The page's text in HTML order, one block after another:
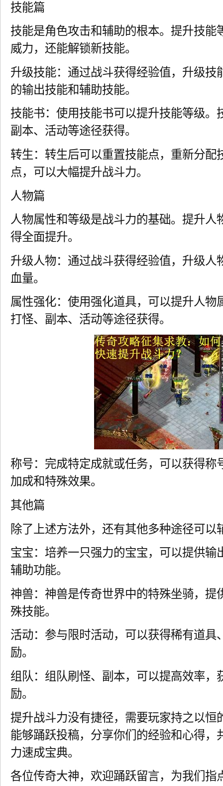
技能篇
技能是角色攻击和辅助的根本。提升技能
威力，还能解锁新技能。
升级技能：通过战斗获得经验值，升级技
的输出技能和辅助技能。
技能书：使用技能书可以提升技能等级。
副本、活动等途径获得。
转生：转生后可以重置技能点，重新分配
点，可以大幅提升战斗力。
人物篇
人物属性和等级是战斗力的基础。提升人
得全面提升。
升级人物：通过战斗获得经验值，升级人
血量。
属性强化：使用强化道具，可以提升人物
打怪、副本、活动等途径获得。
称号：完成特定成就或任务，可以获得称
加成和特殊效果。
其他篇
除了上述方法外，还有其他多种途径可以
宝宝：培养一只强力的宝宝，可以提供输
辅助功能。
神兽：神兽是传奇世界中的特殊坐骑，提
殊技能。
活动：参与限时活动，可以获得稀有道具
励。
组队：组队刷怪、副本，可以提高效率，
励。
提升战斗力没有捷径，需要玩家持之以恒
能够踊跃投稿，分享你们的经验和心得，
力速成宝典。
各位传奇大神，欢迎踊跃留言，为我们指